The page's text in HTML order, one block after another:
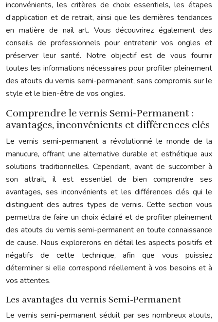
inconvénients, les critères de choix essentiels, les étapes
d’application et de retrait, ainsi que les dernières tendances
en matière de nail art. Vous découvrirez également des
conseils de professionnels pour entretenir vos ongles et
préserver leur santé. Notre objectif est de vous fournir
toutes les informations nécessaires pour profiter pleinement
des atouts du vernis semi-permanent, sans compromis sur le
style et le bien-être de vos ongles.
Comprendre le vernis Semi-Permanent :
avantages, inconvénients et différences clés
Le vernis semi-permanent a révolutionné le monde de la
manucure, offrant une alternative durable et esthétique aux
solutions traditionnelles. Cependant, avant de succomber à
son attrait, il est essentiel de bien comprendre ses
avantages, ses inconvénients et les différences clés qui le
distinguent des autres types de vernis. Cette section vous
permettra de faire un choix éclairé et de profiter pleinement
des atouts du vernis semi-permanent en toute connaissance
de cause. Nous explorerons en détail les aspects positifs et
négatifs de cette technique, afin que vous puissiez
déterminer si elle correspond réellement à vos besoins et à
vos attentes.
Les avantages du vernis Semi-Permanent
Le vernis semi-permanent séduit par ses nombreux atouts,